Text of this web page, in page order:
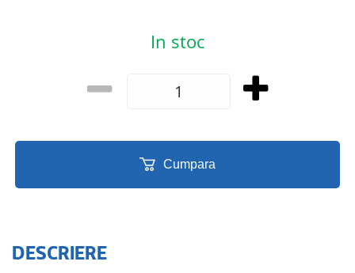
In stoc
Cumpara
DESCRIERE